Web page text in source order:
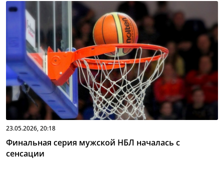
23.05.2026, 20:18
Финальная серия мужской НБЛ началась с
сенсации